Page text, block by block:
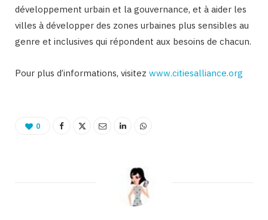
développement urbain et la gouvernance, et à aider les
villes à développer des zones urbaines plus sensibles au
genre et inclusives qui répondent aux besoins de chacun.
Pour plus d’informations, visitez www.citiesalliance.org
0